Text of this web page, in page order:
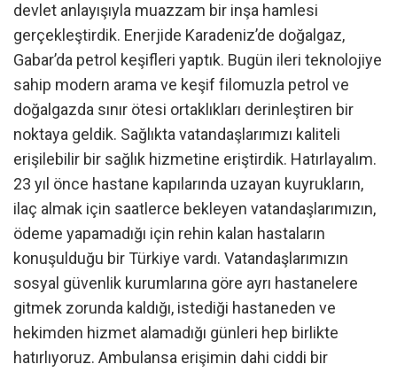
devlet anlayışıyla muazzam bir inşa hamlesi
gerçekleştirdik. Enerjide Karadeniz’de doğalgaz,
Gabar’da petrol keşifleri yaptık. Bugün ileri teknolojiye
sahip modern arama ve keşif filomuzla petrol ve
doğalgazda sınır ötesi ortaklıkları derinleştiren bir
noktaya geldik. Sağlıkta vatandaşlarımızı kaliteli
erişilebilir bir sağlık hizmetine eriştirdik. Hatırlayalım.
23 yıl önce hastane kapılarında uzayan kuyrukların,
ilaç almak için saatlerce bekleyen vatandaşlarımızın,
ödeme yapamadığı için rehin kalan hastaların
konuşulduğu bir Türkiye vardı. Vatandaşlarımızın
sosyal güvenlik kurumlarına göre ayrı hastanelere
gitmek zorunda kaldığı, istediği hastaneden ve
hekimden hizmet alamadığı günleri hep birlikte
hatırlıyoruz. Ambulansa erişimin dahi ciddi bir